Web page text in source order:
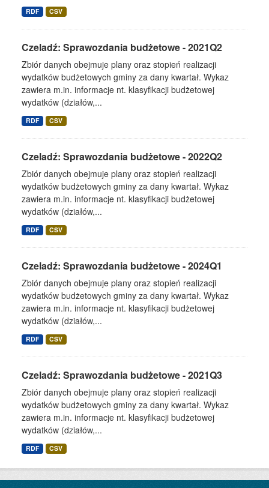
RDF CSV
Czeladź: Sprawozdania budżetowe - 2021Q2
Zbiór danych obejmuje plany oraz stopień realizacji
wydatków budżetowych gminy za dany kwartał. Wykaz
zawiera m.in. informacje nt. klasyfikacji budżetowej
wydatków (działów,...
RDF CSV
Czeladź: Sprawozdania budżetowe - 2022Q2
Zbiór danych obejmuje plany oraz stopień realizacji
wydatków budżetowych gminy za dany kwartał. Wykaz
zawiera m.in. informacje nt. klasyfikacji budżetowej
wydatków (działów,...
RDF CSV
Czeladź: Sprawozdania budżetowe - 2024Q1
Zbiór danych obejmuje plany oraz stopień realizacji
wydatków budżetowych gminy za dany kwartał. Wykaz
zawiera m.in. informacje nt. klasyfikacji budżetowej
wydatków (działów,...
RDF CSV
Czeladź: Sprawozdania budżetowe - 2021Q3
Zbiór danych obejmuje plany oraz stopień realizacji
wydatków budżetowych gminy za dany kwartał. Wykaz
zawiera m.in. informacje nt. klasyfikacji budżetowej
wydatków (działów,...
RDF CSV